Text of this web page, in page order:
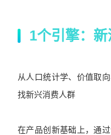
1个引擎：新
从人口统计学、价值取
找新兴消费人群
在产品创新基础上，通